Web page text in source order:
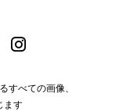
すべての画像、
ます